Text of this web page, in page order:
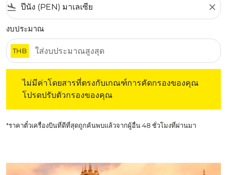
flight_land close
งบประมาณ
THB
ไม่มีค่าโดยสารที่ตรงกับเกณฑ์การคัดกรองของคุณ
โปรดปรับตัวกรองของคุณ
*ราคาตั๋วเครื่องบินที่ดีที่สุดถูกค้นพบแล้วจากผู้อื่น 48 ชั่วโมงที่ผ่านมา